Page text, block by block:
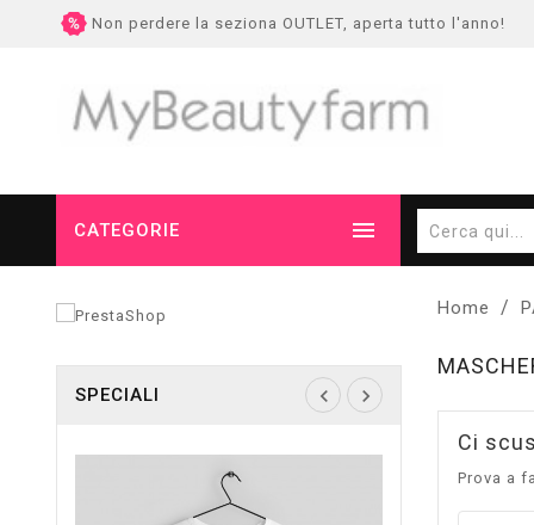
Non perdere la seziona OUTLET, aperta tutto l'anno!
CATEGORIE 
SPECIALI
Home
Ci
Prova a